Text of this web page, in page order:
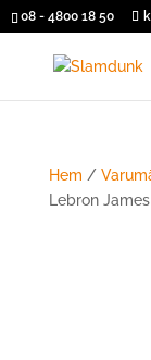
08 - 4800 18 50
Hem /
Lebron James